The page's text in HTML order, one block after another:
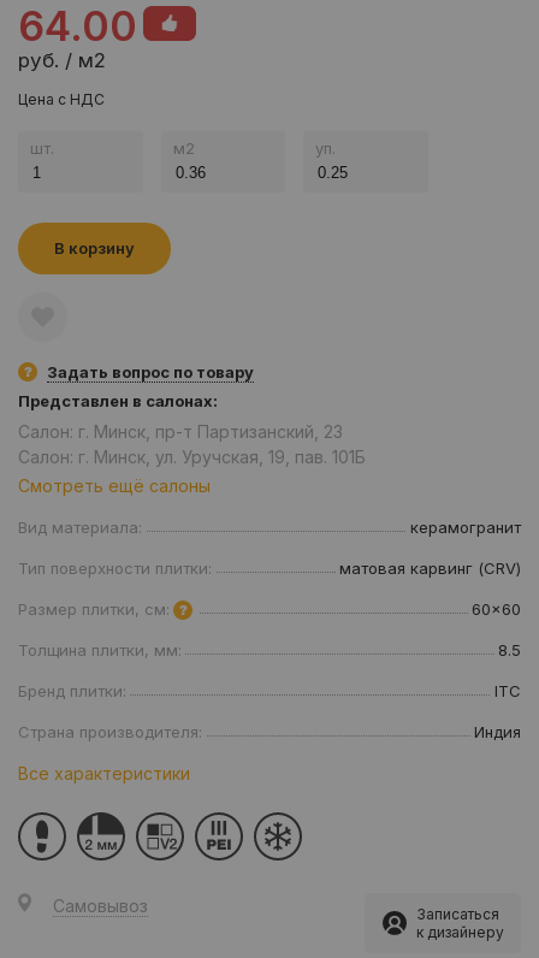
64.00
руб. / м2
Цена с НДС
шт. м2 уп.
В корзину
Задать вопрос по товару
Представлен в салонах:
Салон: г. Минск, пр-т Партизанский, 23
Салон: г. Минск, ул. Уручская, 19, пав. 101Б
Смотреть ещё салоны
Вид материала: керамогранит
Тип поверхности плитки: матовая карвинг (CRV)
Размер плитки, см: 60x60
Толщина плитки, мм: 8.5
Бренд плитки: ITC
Страна производителя: Индия
Все характеристики
Самовывоз
Записаться
к дизайнеру